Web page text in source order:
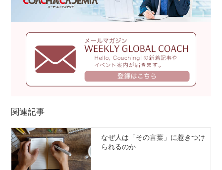
関連記事
なぜ人は「その言葉」に惹きつけ
られるのか